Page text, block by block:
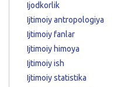
Ijodkorlik
Ijtimoiy antropologiya
Ijtimoiy fanlar
Ijtimoiy himoya
Ijtimoiy ish
Ijtimoiy statistika